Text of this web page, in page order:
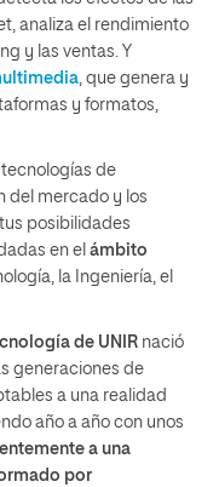
analiza el rendimiento
y las ventas. Y
, que genera y
y formatos,
tecnologías de
del mercado y los
posibilidades
en el ámbito
la Ingeniería, el
de UNIR nació
generaciones de
a una realidad
año a año con unos
a una
por